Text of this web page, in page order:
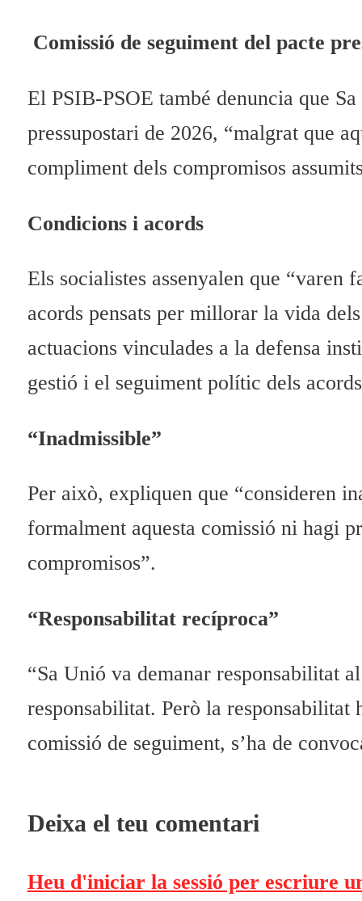
Comissió de seguiment del pacte
El PSIB-PSOE també denuncia que
pressupostari de 2026, “malgrat que
compliment dels compromisos
Condicions i acords
Els socialistes assenyalen que “varen
acords pensats per millorar la vida
actuacions vinculades a la defensa
gestió i el seguiment polític dels
“Inadmissible”
Per això, expliquen que “consideren
formalment aquesta comissió ni hagi
compromisos”.
“Responsabilitat recíproca”
“Sa Unió va demanar responsabilitat
responsabilitat. Però la responsabilitat
comissió de seguiment, s’ha de
Deixa el teu comentari
Heu d'iniciar la sessió per escriure